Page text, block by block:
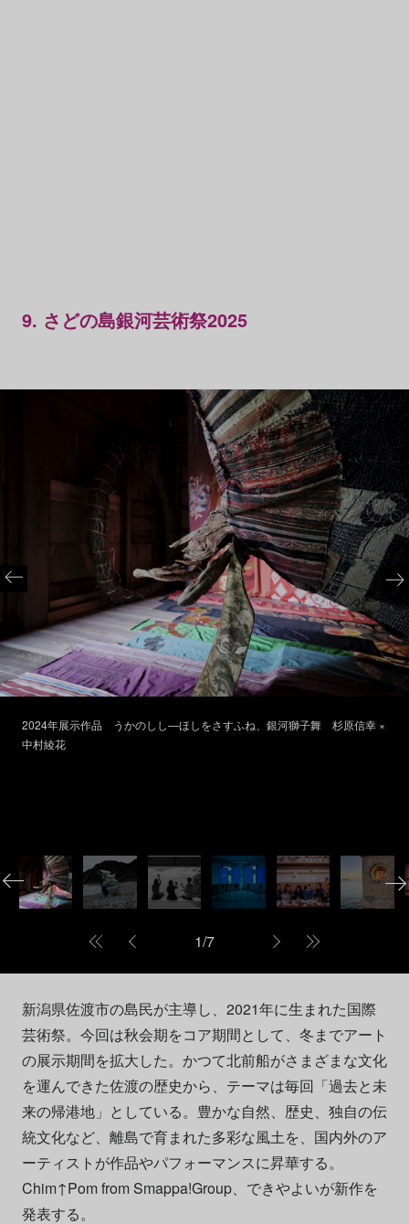
9. さどの島銀河芸術祭2025
2024年展示作品 うかのしし―ほしをさすふね、銀河獅子舞 杉原信幸 ×
中村綾花
1/7
新潟県佐渡市の島民が主導し、2021年に生まれた国際
芸術祭。今回は秋会期をコア期間として、冬までアート
の展示期間を拡大した。かつて北前船がさまざまな文化
を運んできた佐渡の歴史から、テーマは毎回「過去と未
来の帰港地」としている。豊かな自然、歴史、独自の伝
統文化など、離島で育まれた多彩な風土を、国内外のア
ーティストが作品やパフォーマンスに昇華する。
Chim↑Pom from Smappa!Group、できやよいが新作を
発表する。